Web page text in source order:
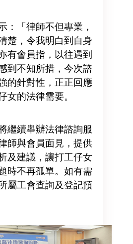
：「律師不但專業，
楚，令我明白到自身
有會員指，以往遇到
到不知所措，今次諮
的針對性，正正回應
女的法律需要。
繼續舉辦法律諮詢服
師與會員面見，提供
及建議，讓打工仔女
時不再孤單。如有需
屬工會查詢及登記預